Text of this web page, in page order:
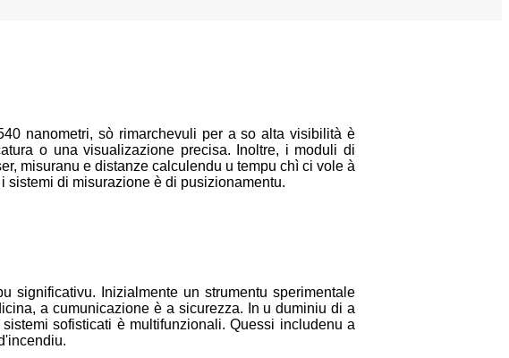
nanometri, sò rimarchevuli per a so alta visibilità è
o una visualizazione precisa. Inoltre, i moduli di
misuranu e distanze calculendu u tempu chì ci vole à
sistemi di misurazione è di pusizionamentu.
Inizialmente un strumentu sperimentale
a cumunicazione è a sicurezza. In u duminiu di a
sofisticati è multifunzionali. Quessi includenu a